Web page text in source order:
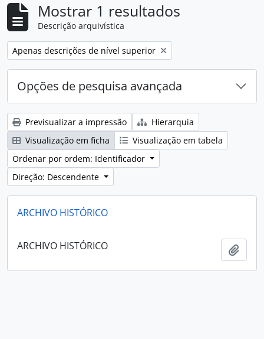
Mostrar 1 resultados
Descrição arquivística
Remover filtro:
Apenas descrições de nível superior
Opções de pesquisa avançada
Previsualizar a impressão
Hierarquia
Visualização em ficha
Visualização em tabela
Ordenar por ordem: Identificador
Direção: Descendente
ARCHIVO HISTÓRICO
ARCHIVO HISTÓRICO